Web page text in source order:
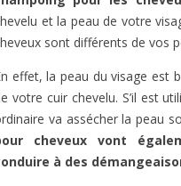
et la peau de votre
sont différents de vos
effet, la peau du visage est
votre cuir chevelu. S’il est
va assécher la peau
cheveux vont
à des